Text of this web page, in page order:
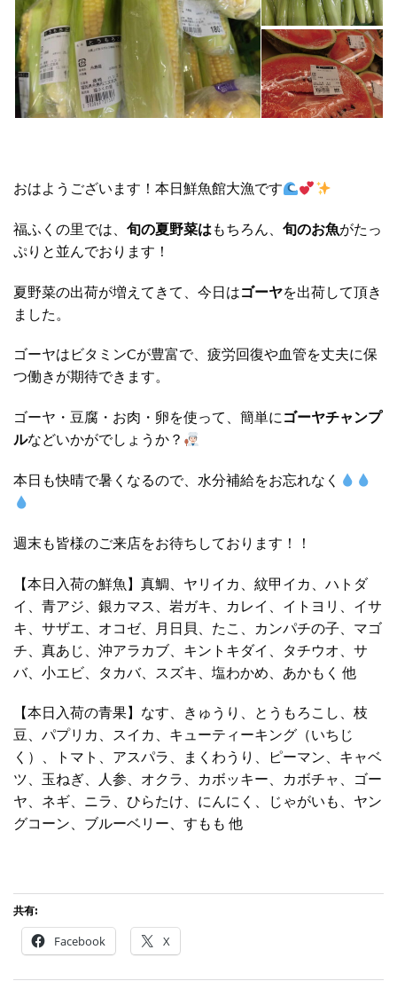
おはようございます！本日鮮魚館大漁です
福ふくの里では、 旬の夏野菜は もちろん、 旬のお魚がたっ
ぷりと並んでおります！
夏野菜の出荷が増えてきて、今日はゴーヤを出荷して頂き
ました。
ゴーヤはビタミンCが豊富で、疲労回復や血管を丈夫に保
つ働きが期待できます。
ゴーヤ・豆腐・お肉・卵を使って、簡単に ゴーヤチャンプ
ルなどいかがでしょうか？
本日も快晴で暑くなるので、水分補給をお忘れなく
週末も皆様のご来店をお待ちしております！！
【本日入荷の鮮魚】真鯛、ヤリイカ、紋甲イカ、ハトダ
イ、青アジ、銀カマス、岩ガキ、カレイ、イトヨリ、イサ
キ、サザエ、オコゼ、月日貝、たこ、カンパチの子、マゴ
チ、真あじ、沖アラカブ、キントキダイ、タチウオ、サ
バ、小エビ、タカバ、スズキ、塩わかめ、あかもく 他
【本日入荷の青果】なす、きゅうり、とうもろこし、枝
豆、パプリカ、スイカ、キューティーキング（いちじ
く）、トマト、アスパラ、まくわうり、ピーマン、キャベ
ツ、玉ねぎ、人参、オクラ、カボッキー、カボチャ、ゴー
ヤ、ネギ、ニラ、ひらたけ、にんにく、じゃがいも、ヤン
グコーン、ブルーベリー、すもも 他
共有:
Facebook X